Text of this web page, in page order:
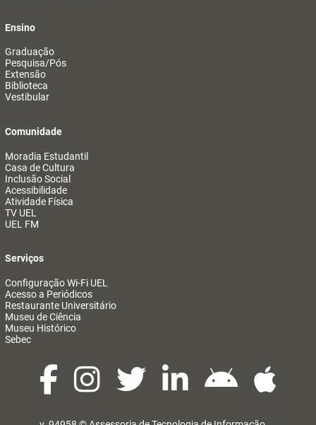
Ensino
Graduação
Pesquisa/Pós
Extensão
Biblioteca
Vestibular
Comunidade
Moradia Estudantil
Casa de Cultura
Inclusão Social
Acessibilidade
Atividade Física
TV UEL
UEL FM
Serviços
Configuração Wi-Fi UEL
Acesso a Periódicos
Restaurante Universitário
Museu de Ciência
Museu Histórico
Sebec